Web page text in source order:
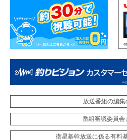
放送番組の編集
番組審議委員会
衛星基幹放送に係る有料